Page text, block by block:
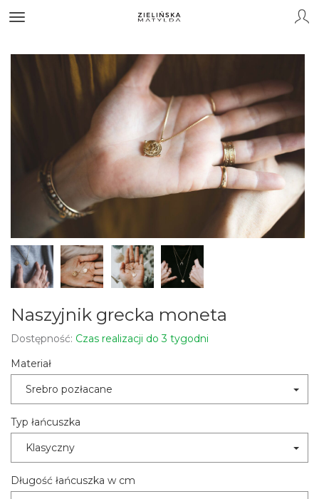
Naszyjnik grecka moneta
Dostępność: Czas realizacji do 3 tygodni
Materiał
Srebro pozłacane
Typ łańcuszka
Klasyczny
Długość łańcuszka w cm